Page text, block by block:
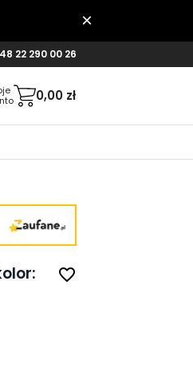
22 290 00 26
0,00 zł
favorite_border